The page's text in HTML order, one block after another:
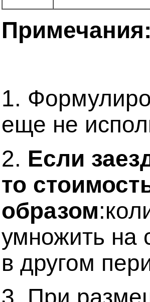
Примечания:
1.
еще не
2. Если
то
образом
умножить на
в другом